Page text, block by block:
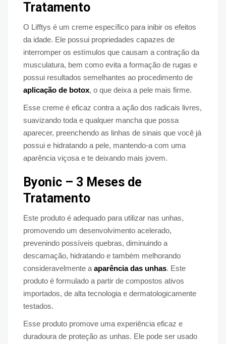
Tratamento
O Lifftys é um creme específico para inibir os efeitos
da idade. Ele possui propriedades capazes de
interromper os estímulos que causam a contração da
musculatura, bem como evita a formação de rugas e
possui resultados semelhantes ao procedimento de
aplicação de botox, o que deixa a pele mais firme.
Esse creme é eficaz contra a ação dos radicais livres,
suavizando toda e qualquer mancha que possa
aparecer, preenchendo as linhas de sinais que você já
possui e hidratando a pele, mantendo-a com uma
aparência viçosa e te deixando mais jovem.
Byonic – 3 Meses de
Tratamento
Este produto é adequado para utilizar nas unhas,
promovendo um desenvolvimento acelerado,
prevenindo possíveis quebras, diminuindo a
descamação, hidratando e também melhorando
consideravelmente aaparência das unhas. Este
produto é formulado a partir de compostos ativos
importados, de alta tecnologia e dermatologicamente
testados.
Esse produto promove uma experiência eficaz e
duradoura de proteção as unhas. Ele pode ser usado